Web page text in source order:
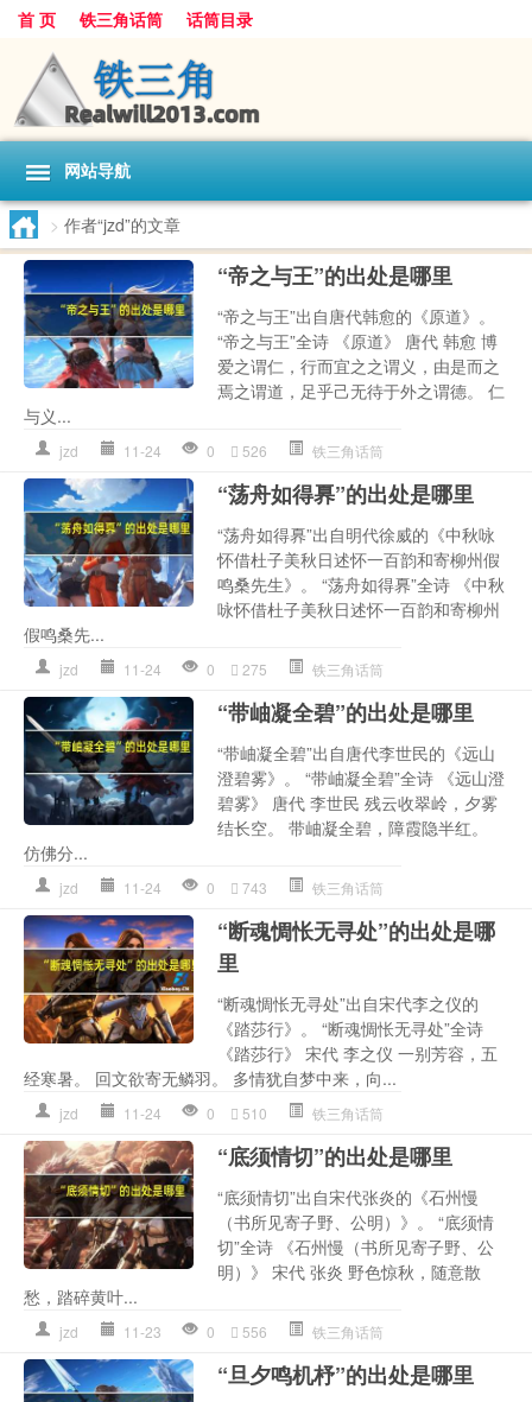
首 页 铁三角话筒 话筒目录
网站导航
> 作者“jzd”的文章
“帝之与王”的出处是哪里
“帝之与王”出自唐代韩愈的《原道》。
“帝之与王”全诗 《原道》 唐代 韩愈 博
爱之谓仁，行而宜之之谓义，由是而之
焉之谓道，足乎己无待于外之谓德。 仁
与义...
jzd 11-24 0 526 铁三角话筒
“荡舟如得奡”的出处是哪里
“荡舟如得奡”出自明代徐威的《中秋咏
怀借杜子美秋日述怀一百韵和寄柳州假
鸣桑先生》。 “荡舟如得奡”全诗 《中秋
咏怀借杜子美秋日述怀一百韵和寄柳州
假鸣桑先...
jzd 11-24 0 275 铁三角话筒
“带岫凝全碧”的出处是哪里
“带岫凝全碧”出自唐代李世民的《远山
澄碧雾》。 “带岫凝全碧”全诗 《远山澄
碧雾》 唐代 李世民 残云收翠岭，夕雾
结长空。 带岫凝全碧，障霞隐半红。
仿佛分...
jzd 11-24 0 743 铁三角话筒
“断魂惆怅无寻处”的出处是哪
里
“断魂惆怅无寻处”出自宋代李之仪的
《踏莎行》。 “断魂惆怅无寻处”全诗
《踏莎行》 宋代 李之仪 一别芳容，五
经寒暑。 回文欲寄无鳞羽。 多情犹自梦中来，向...
jzd 11-24 0 510 铁三角话筒
“底须情切”的出处是哪里
“底须情切”出自宋代张炎的《石州慢
（书所见寄子野、公明）》。 “底须情
切”全诗 《石州慢（书所见寄子野、公
明）》 宋代 张炎 野色惊秋，随意散
愁，踏碎黄叶...
jzd 11-23 0 556 铁三角话筒
“旦夕鸣机杼”的出处是哪里